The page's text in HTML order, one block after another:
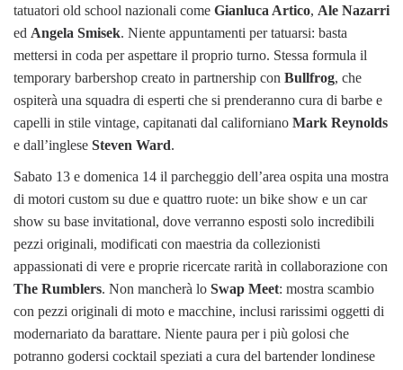
tatuatori old school nazionali come Gianluca Artico, Ale Nazarri
ed Angela Smisek. Niente appuntamenti per tatuarsi: basta
mettersi in coda per aspettare il proprio turno. Stessa formula il
temporary barbershop creato in partnership con Bullfrog, che
ospiterà una squadra di esperti che si prenderanno cura di barbe e
capelli in stile vintage, capitanati dal californiano Mark Reynolds
e dall’inglese Steven Ward.
Sabato 13 e domenica 14 il parcheggio dell’area ospita una mostra
di motori custom su due e quattro ruote: un bike show e un car
show su base invitational, dove verranno esposti solo incredibili
pezzi originali, modificati con maestria da collezionisti
appassionati di vere e proprie ricercate rarità in collaborazione con
The Rumblers. Non mancherà lo Swap Meet: mostra scambio
con pezzi originali di moto e macchine, inclusi rarissimi oggetti di
modernariato da barattare. Niente paura per i più golosi che
potranno godersi cocktail speziati a cura del bartender londinese